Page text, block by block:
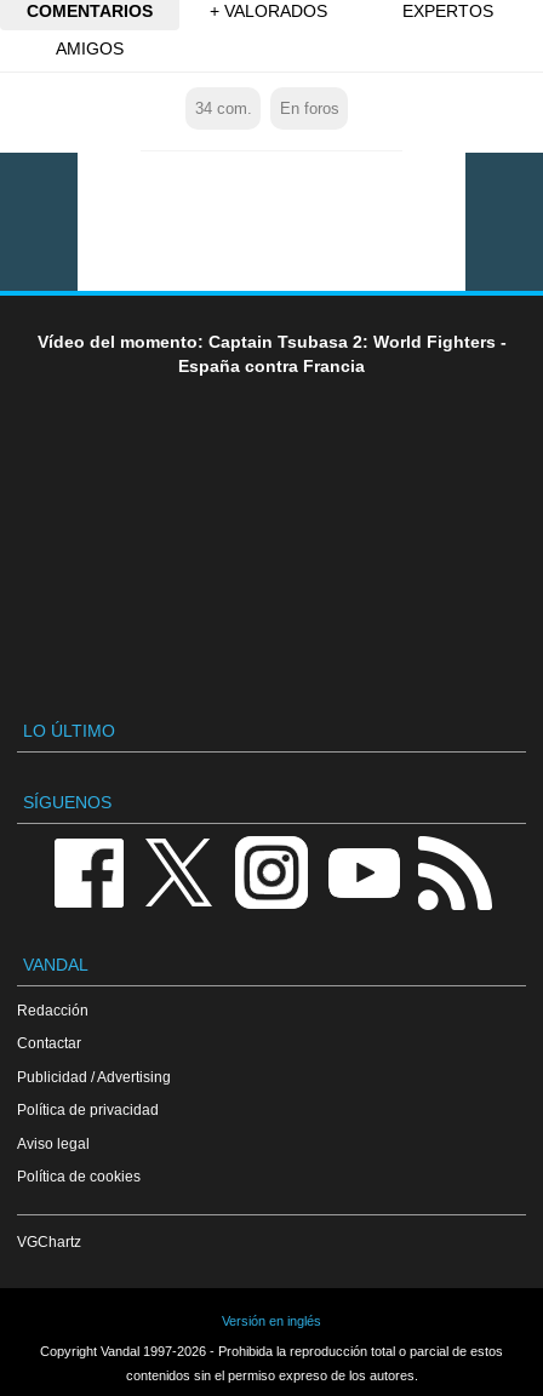
COMENTARIOS + VALORADOS
EXPERTOS
AMIGOS
34com. En foros
Vídeo del momento: Captain Tsubasa 2: World Fighters -
España contra Francia
LO ÚLTIMO
SÍGUENOS
VANDAL
Redacción
Contactar
Publicidad / Advertising
Política de privacidad
Aviso legal
Política de cookies
VGChartz
Versión en inglés
Copyright Vandal 1997-2026 - Prohibida la reproducción total o parcial de estos
contenidos sin el permiso expreso de los autores.